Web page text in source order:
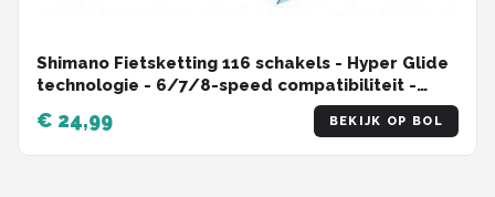
Shimano Fietsketting 116 schakels - Hyper Glide
technologie - 6/7/8-speed compatibiliteit -
€ 24,99 BEKIJK OP BOL